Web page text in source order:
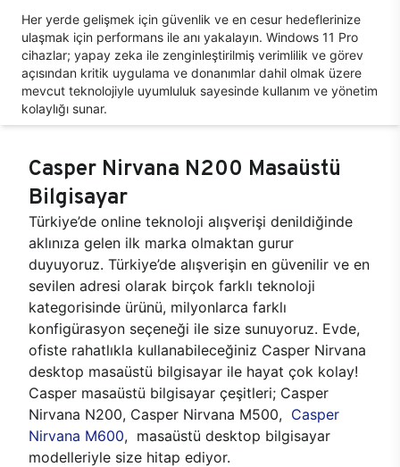
Her yerde gelişmek için güvenlik ve en cesur hedeflerinize
ulaşmak için performans ile anı yakalayın. Windows 11 Pro
cihazlar; yapay zeka ile zenginleştirilmiş verimlilik ve görev
açısından kritik uygulama ve donanımlar dahil olmak üzere
mevcut teknolojiyle uyumluluk sayesinde kullanım ve yönetim
kolaylığı sunar.
Casper Nirvana N200 Masaüstü
Bilgisayar
Türkiye’de online teknoloji alışverişi denildiğinde
aklınıza gelen ilk marka olmaktan gurur
duyuyoruz. Türkiye’de alışverişin en güvenilir ve en
sevilen adresi olarak birçok farklı teknoloji
kategorisinde ürünü, milyonlarca farklı
konfigürasyon seçeneği ile size sunuyoruz. Evde,
ofiste rahatlıkla kullanabileceğiniz Casper Nirvana
desktop masaüstü bilgisayar ile hayat çok kolay!
Casper masaüstü bilgisayar çeşitleri; Casper
Nirvana N200, Casper Nirvana M500, Casper
Nirvana M600, masaüstü desktop bilgisayar
modelleriyle size hitap ediyor.